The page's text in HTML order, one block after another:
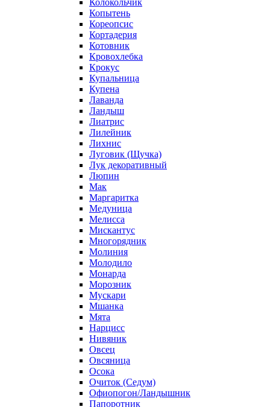
Колокольчик
Копытень
Кореопсис
Кортадерия
Котовник
Кровохлебка
Крокус
Купальница
Купена
Лаванда
Ландыш
Лиатрис
Лилейник
Лихнис
Луговик (Щучка)
Лук декоративный
Люпин
Мак
Маргаритка
Медуница
Мелисса
Мискантус
Многорядник
Молиния
Молодило
Монарда
Морозник
Мускари
Мшанка
Мята
Нарцисс
Нивяник
Овсец
Овсяница
Осока
Очиток (Седум)
Офиопогон/Ландышник
Папоротник